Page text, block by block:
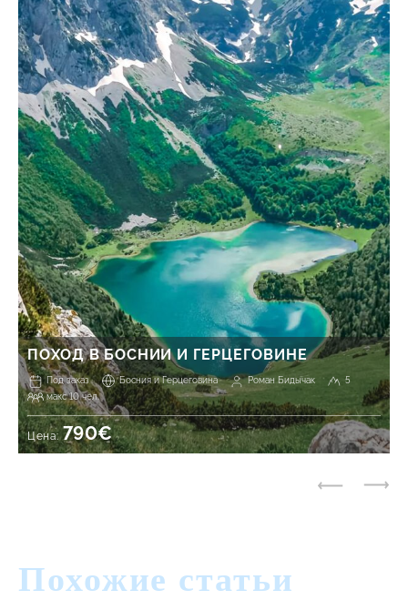
ПОХОД В БОСНИИ И ГЕРЦЕГОВИНЕ
Под заказ Босния и Герцеговина Роман Бидычак
5
макс 10 чел.
Цена:790€
Похожие статьи